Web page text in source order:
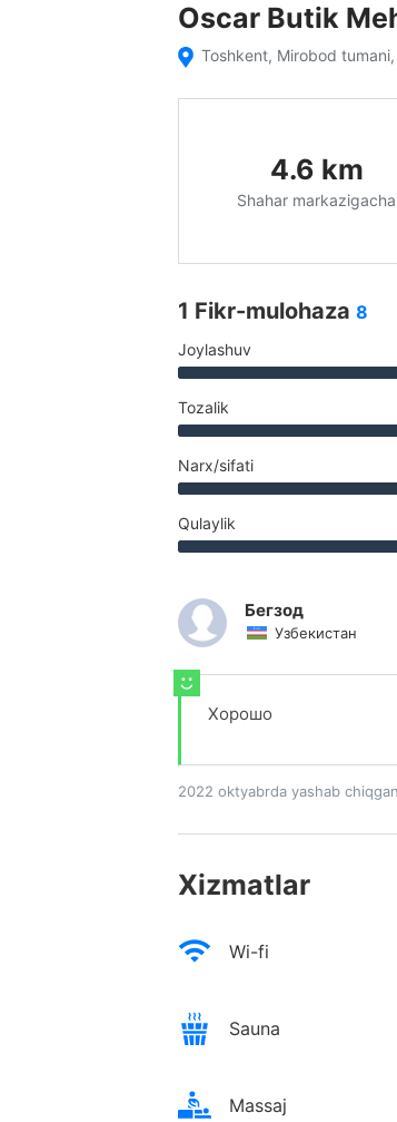
Oscar Butik
Toshkent, Mirobod
4.6 km
Shahar markazigacha
1 Fikr-mulohaza 8
Joylashuv
Tozalik
Narx/sifati
Qulaylik
Бегзод
Узбекистан
Хорошо
2022 oktyabrda yashab chiqgan
Xizmatlar
Wi-fi
Sauna
Massaj